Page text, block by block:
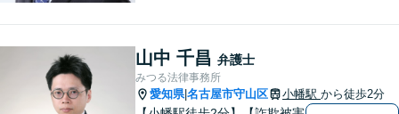
山中 千昌 弁護士
みつる法律事務所
愛知県|名古屋市守山区 小幡駅 から徒歩2分